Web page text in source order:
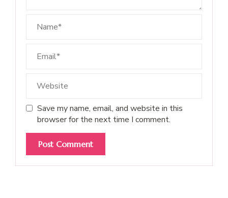
Save my name, email, and website in this
browser for the next time I comment.